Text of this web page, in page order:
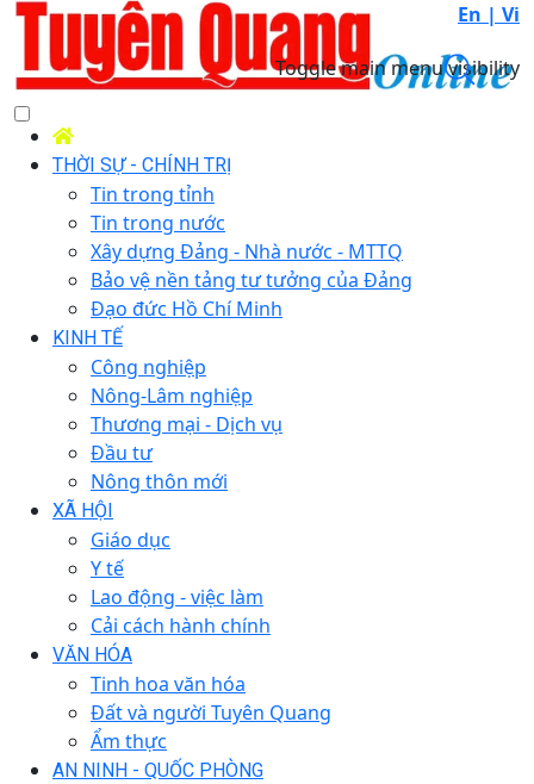
En | Vi
Toggle main menu visibility
THỜI SỰ - CHÍNH TRỊ
Tin trong tỉnh
Tin trong nước
Xây dựng Đảng - Nhà nước - MTTQ
Bảo vệ nền tảng tư tưởng của Đảng
Đạo đức Hồ Chí Minh
KINH TẾ
Công nghiệp
Nông-Lâm nghiệp
Thương mại - Dịch vụ
Đầu tư
Nông thôn mới
XÃ HỘI
Giáo dục
Y tế
Lao động - việc làm
Cải cách hành chính
VĂN HÓA
Tinh hoa văn hóa
Đất và người Tuyên Quang
Ẩm thực
AN NINH - QUỐC PHÒNG